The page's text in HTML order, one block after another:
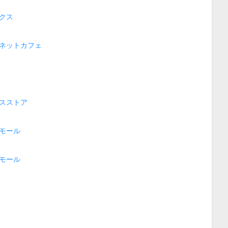
ス
ットカフェ
ストア
ール
ール